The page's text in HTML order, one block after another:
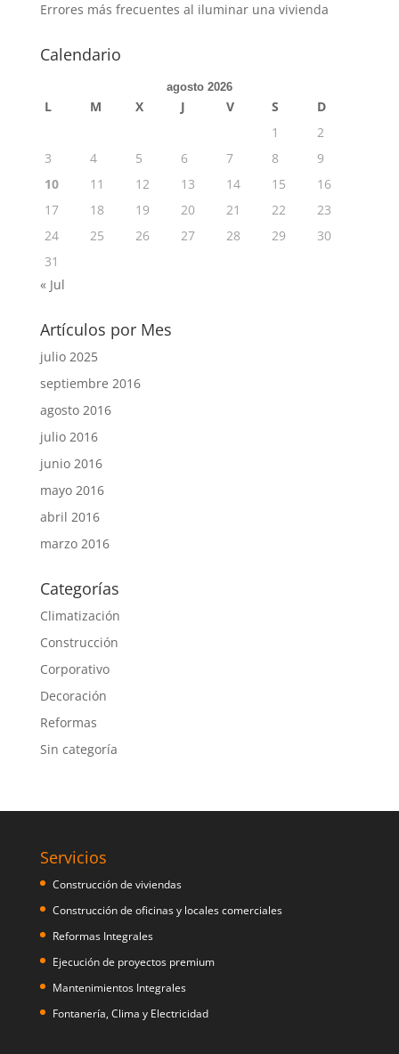
Errores más frecuentes al iluminar una vivienda
Calendario
agosto 2026
L M X J V S
D
1
2
3
4 5 6 7 8
9
10
11 12 13 14 15
16
17
18 19 20 21 22
23
24
25 26 27 28 29
30
31
« Jul
Artículos por Mes
julio 2025
septiembre 2016
agosto 2016
julio 2016
junio 2016
mayo 2016
abril 2016
marzo 2016
Categorías
Climatización
Construcción
Corporativo
Decoración
Reformas
Sin categoría
Servicios
Construcción de viviendas
Construcción de oficinas y locales comerciales
Reformas Integrales
Ejecución de proyectos premium
Mantenimientos Integrales
Fontanería, Clima y Electricidad